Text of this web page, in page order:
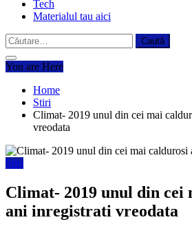
Tech
Materialul tau aici
Caută
după:
You are Here
Home
Stiri
Climat- 2019 unul din cei mai
vreodata
Stiri
Climat- 2019 unul din cei
ani inregistrati vreodata